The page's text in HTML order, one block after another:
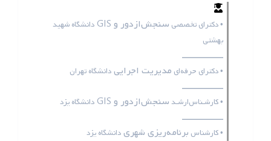
• دکترای تخصصی سنجش‌ازدور و GIS
دانشگاه شهید
بهشتی
ـــــــــــــــــ
• دکترای حرفه‌ای مدیریت اجرایی دانشگاه تهران
ـــــــــــــــــ
• کارشـناس‌ارشـد سنجش‌ازدور و GIS دانشگاه یزد
ـــــــــــــــــ
• کارشناس برنامه‌ریزی شهری دانشگاه یزد